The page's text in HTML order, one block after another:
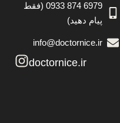
6979 874 0933 (فقط
پیام دهید)
info@doctornice.ir
doctornice.ir